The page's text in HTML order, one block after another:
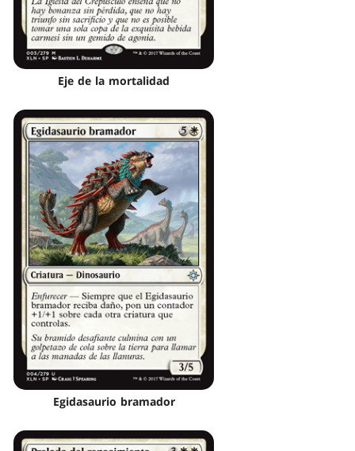
Eje de la mortalidad
Egidasaurio bramador